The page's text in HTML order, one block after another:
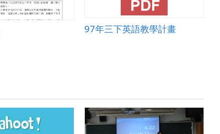
97年三下英語教學計畫